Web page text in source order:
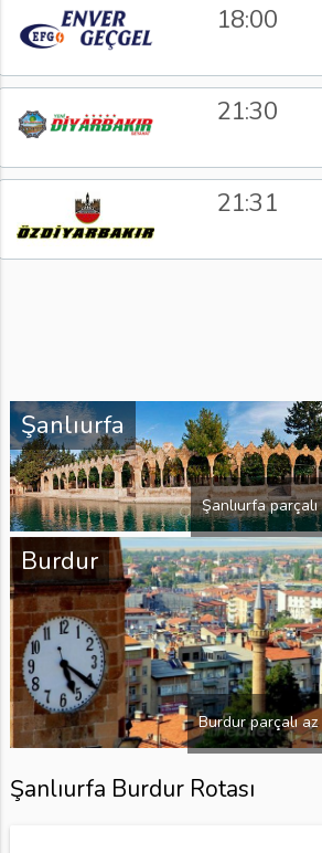
18:00
21:30
21:31
Şanlıurfa
Şanlıurfa
Burdur
Burdur parçalı
Şanlıurfa Burdur Rotası